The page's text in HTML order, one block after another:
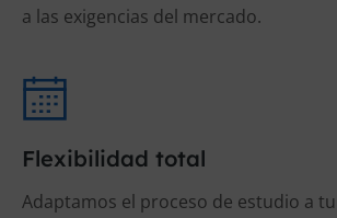
a las exigencias del mercado.
Flexibilidad total
Adaptamos el proceso de estudio a